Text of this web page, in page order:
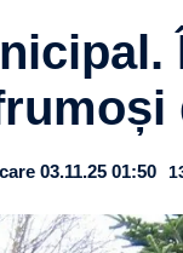
03.11.25 01:50